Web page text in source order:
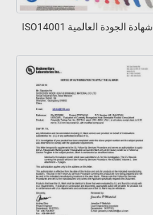
شهادة الجودة العالمية ISO14001